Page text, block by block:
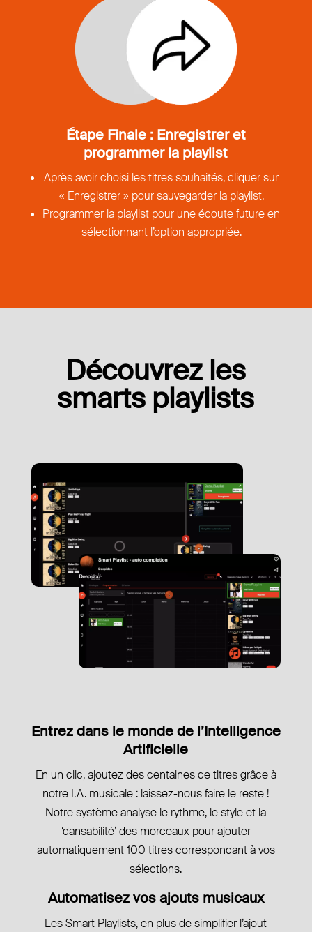
Étape Finale : Enregistrer et
programmer la playlist
Après avoir choisi les titres souhaités, cliquer sur
« Enregistrer » pour sauvegarder la playlist.
Programmer la playlist pour une écoute future en
sélectionnant l’option appropriée.
Découvrez les
smarts playlists
Entrez dans le monde de l’Intelligence
Artificielle
En un clic, ajoutez des centaines de titres grâce à
notre I.A. musicale : laissez-nous faire le reste !
Notre système analyse le rythme, le style et la
‘dansabilité’ des morceaux pour ajouter
automatiquement 100 titres correspondant à vos
sélections.
Automatisez vos ajouts musicaux
Les Smart Playlists, en plus de simplifier l’ajout